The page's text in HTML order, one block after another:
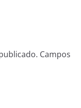
Campos